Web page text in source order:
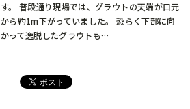
す。 普段通り現場では、グラウトの天端が口元
から約1m下がっていました。 恐らく下部に向
かって逸脱したグラウトも…